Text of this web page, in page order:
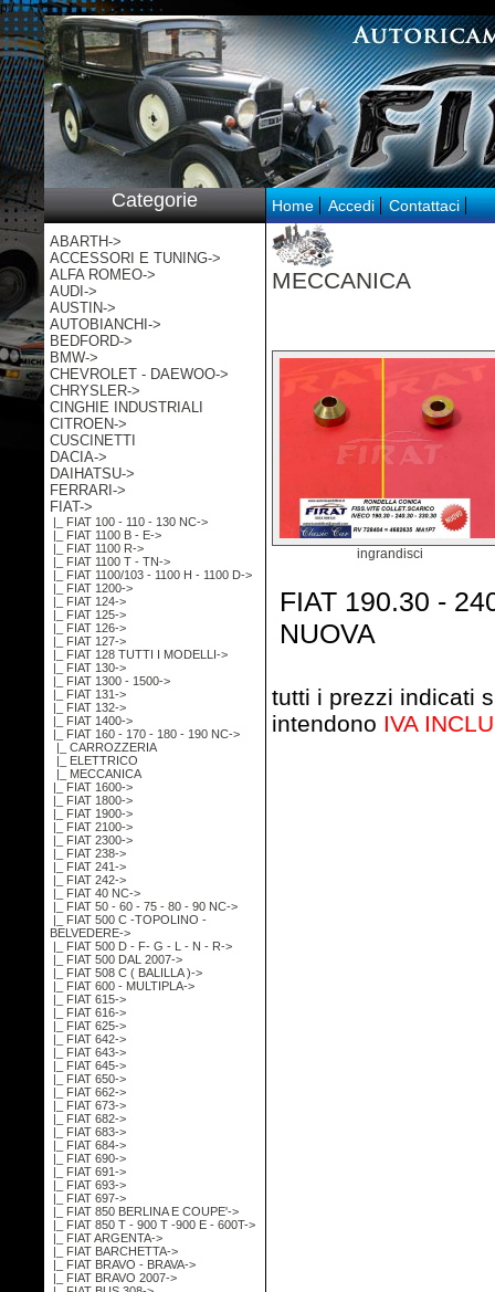
p:/
Categorie
ABARTH->
ACCESSORI E TUNING->
ALFA ROMEO->
AUDI->
AUSTIN->
AUTOBIANCHI->
BEDFORD->
BMW->
CHEVROLET - DAEWOO->
CHRYSLER->
CINGHIE INDUSTRIALI
CITROEN->
CUSCINETTI
DACIA->
DAIHATSU->
FERRARI->
FIAT->
|_ FIAT 100 - 110 - 130 NC->
|_ FIAT 1100 B - E->
|_ FIAT 1100 R->
|_ FIAT 1100 T - TN->
|_ FIAT 1100/103 - 1100 H - 1100 D->
|_ FIAT 1200->
|_ FIAT 124->
|_ FIAT 125->
|_ FIAT 126->
|_ FIAT 127->
|_ FIAT 128 TUTTI I MODELLI->
|_ FIAT 130->
|_ FIAT 1300 - 1500->
|_ FIAT 131->
|_ FIAT 132->
|_ FIAT 1400->
|_ FIAT 160 - 170 - 180 - 190 NC->
|_ CARROZZERIA
|_ ELETTRICO
|_ MECCANICA
|_ FIAT 1600->
|_ FIAT 1800->
|_ FIAT 1900->
|_ FIAT 2100->
|_ FIAT 2300->
|_ FIAT 238->
|_ FIAT 241->
|_ FIAT 242->
|_ FIAT 40 NC->
|_ FIAT 50 - 60 - 75 - 80 - 90 NC->
|_ FIAT 500 C -TOPOLINO -
BELVEDERE->
|_ FIAT 500 D - F- G - L - N - R->
|_ FIAT 500 DAL 2007->
|_ FIAT 508 C ( BALILLA )->
|_ FIAT 600 - MULTIPLA->
|_ FIAT 615->
|_ FIAT 616->
|_ FIAT 625->
|_ FIAT 642->
|_ FIAT 643->
|_ FIAT 645->
|_ FIAT 650->
|_ FIAT 662->
|_ FIAT 673->
|_ FIAT 682->
|_ FIAT 683->
|_ FIAT 684->
|_ FIAT 690->
|_ FIAT 691->
|_ FIAT 693->
|_ FIAT 697->
|_ FIAT 850 BERLINA E COUPE'->
|_ FIAT 850 T - 900 T -900 E - 600T->
|_ FIAT ARGENTA->
|_ FIAT BARCHETTA->
|_ FIAT BRAVO - BRAVA->
|_ FIAT BRAVO 2007->
Home Accedi Contattaci
MECCANICA
ingrandisci
FIAT 190.30 -
NUOVA
tutti i prezzi indicati
intendono IVA